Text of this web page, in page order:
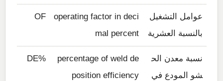
عوامل التشغيل
بالنسبة العشرية
operating factor in deci
mal percent
OF
نسبة معدن الح
شو المودع في
percentage of weld de
position efficiency
%DE